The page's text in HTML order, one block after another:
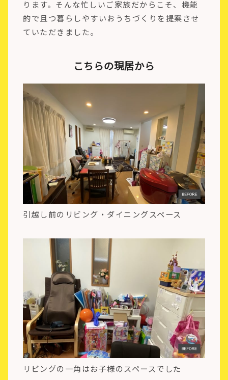
ります。そんな忙しいご家族だからこそ、機能
的で且つ暮らしやすいおうちづくりを提案させ
ていただきました。
こちらの現居から
引越し前のリビング・ダイニングスペース
リビングの一角はお子様のスペースでした